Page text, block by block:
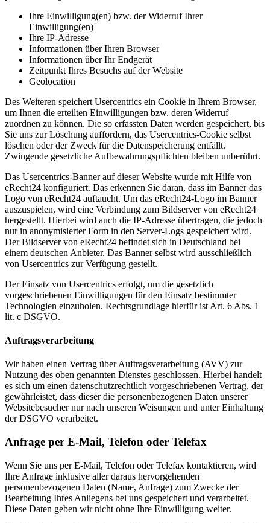
Ihre Einwilligung(en) bzw. der Widerruf Ihrer
Einwilligung(en)
Ihre IP-Adresse
Informationen über Ihren Browser
Informationen über Ihr Endgerät
Zeitpunkt Ihres Besuchs auf der Website
Geolocation
Des Weiteren speichert Usercentrics ein Cookie in Ihrem Browser,
um Ihnen die erteilten Einwilligungen bzw. deren Widerruf
zuordnen zu können. Die so erfassten Daten werden gespeichert, bis
Sie uns zur Löschung auffordern, das Usercentrics-Cookie selbst
löschen oder der Zweck für die Datenspeicherung entfällt.
Zwingende gesetzliche Aufbewahrungspflichten bleiben unberührt.
Das Usercentrics-Banner auf dieser Website wurde mit Hilfe von
eRecht24 konfiguriert. Das erkennen Sie daran, dass im Banner das
Logo von eRecht24 auftaucht. Um das eRecht24-Logo im Banner
auszuspielen, wird eine Verbindung zum Bildserver von eRecht24
hergestellt. Hierbei wird auch die IP-Adresse übertragen, die jedoch
nur in anonymisierter Form in den Server-Logs gespeichert wird.
Der Bildserver von eRecht24 befindet sich in Deutschland bei
einem deutschen Anbieter. Das Banner selbst wird ausschließlich
von Usercentrics zur Verfügung gestellt.
Der Einsatz von Usercentrics erfolgt, um die gesetzlich
vorgeschriebenen Einwilligungen für den Einsatz bestimmter
Technologien einzuholen. Rechtsgrundlage hierfür ist Art. 6 Abs. 1
lit. c DSGVO.
Auftragsverarbeitung
Wir haben einen Vertrag über Auftragsverarbeitung (AVV) zur
Nutzung des oben genannten Dienstes geschlossen. Hierbei handelt
es sich um einen datenschutzrechtlich vorgeschriebenen Vertrag, der
gewährleistet, dass dieser die personenbezogenen Daten unserer
Websitebesucher nur nach unseren Weisungen und unter Einhaltung
der DSGVO verarbeitet.
Anfrage per E-Mail, Telefon oder Telefax
Wenn Sie uns per E-Mail, Telefon oder Telefax kontaktieren, wird
Ihre Anfrage inklusive aller daraus hervorgehenden
personenbezogenen Daten (Name, Anfrage) zum Zwecke der
Bearbeitung Ihres Anliegens bei uns gespeichert und verarbeitet.
Diese Daten geben wir nicht ohne Ihre Einwilligung weiter.